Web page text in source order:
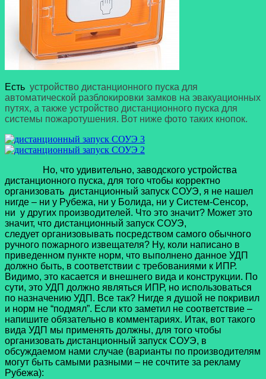
Есть устройство дистанционного пуска для
автоматической разблокировки замков на эвакуационных
путях, а также устройство дистанционного пуска для
системы пожаротушения. Вот ниже фото таких кнопок.
Но, что удивительно, заводского устройства
дистанционного пуска, для того чтобы корректно
организовать дистанционный запуск СОУЭ, я не нашел
нигде – ни у Рубежа, ни у Болида, ни у Систем-Сенсор,
ни у других производителей. Что это значит? Может это
значит, что дистанционный запуск СОУЭ,
следует организовывать посредством самого обычного
ручного пожарного извещателя? Ну, коли написано в
приведенном пункте норм, что выполнено данное УДП
должно быть, в соответствии с требованиями к ИПР.
Видимо, это касается и внешнего вида и конструкции. По
сути, это УДП должно являться ИПР, но использоваться
по назначению УДП. Все так? Нигде я душой не покривил
и норм не “подмял”. Если кто заметил не соответствие –
напишите обязательно в комментариях. Итак, вот такого
вида УДП мы применять должны, для того чтобы
организовать дистанционный запуск СОУЭ, в
обсуждаемом нами случае (варианты по производителям
могут быть самыми разными – не сочтите за рекламу
Рубежа):